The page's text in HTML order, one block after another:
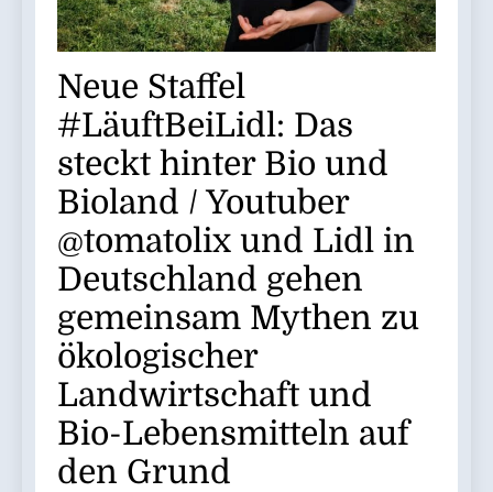
Neue Staffel
#LäuftBeiLidl: Das
steckt hinter Bio und
Bioland / Youtuber
@tomatolix und Lidl in
Deutschland gehen
gemeinsam Mythen zu
ökologischer
Landwirtschaft und
Bio-Lebensmitteln auf
den Grund